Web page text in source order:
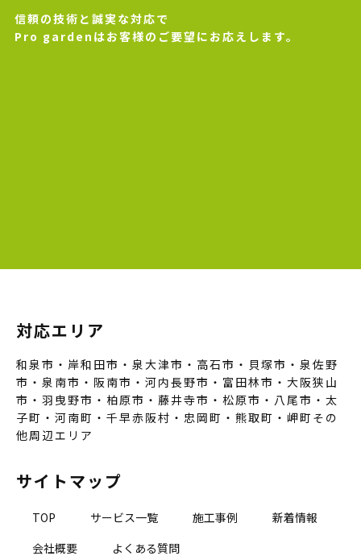
信頼の技術と誠実な対応で
Pro gardenはお客様のご要望にお応えします。
対応エリア
和泉市・岸和田市・泉大津市・高石市・貝塚市・泉佐野
市・泉南市・阪南市・河内長野市・富田林市・大阪狭山
市・羽曳野市・柏原市・藤井寺市・松原市・八尾市・太
子町・河南町・千早赤阪村・忠岡町・熊取町・岬町その
他周辺エリア
サイトマップ
TOP サービス一覧 施工事例
新着情報
会社概要
よくある質問